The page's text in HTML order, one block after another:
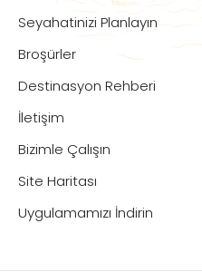
Seyahatinizi Planlayın
Broşürler
Destinasyon Rehberi
İletişim
Bizimle Çalışın
Site Haritası
Uygulamamızı İndirin